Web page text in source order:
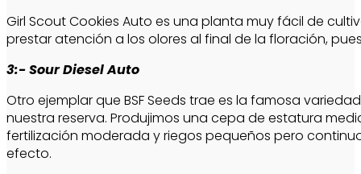
Girl Scout Cookies Auto es una planta muy fácil de
prestar atención a los olores al final de la floración,
3:- Sour Diesel Auto
Otro ejemplar que BSF Seeds trae es la famosa
nuestra reserva. Produjimos una cepa de estatura
fertilización moderada y riegos pequeños pero
efecto.